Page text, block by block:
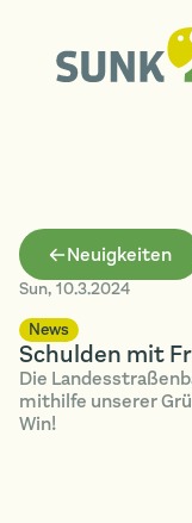
Neuigkeiten
Sun, 10.3.2024
News
Schulden mit
Die
mithilfe unserer
Win!